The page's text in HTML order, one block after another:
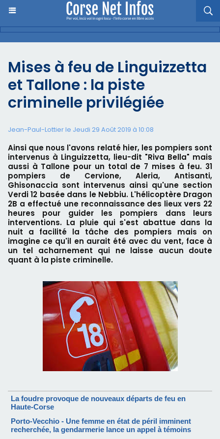
Mises à feu de Linguizzetta
et Tallone : la piste
criminelle privilégiée
Jean-Paul-Lottier le Jeudi 29 Août 2019 à 10:08
Ainsi que nous l'avons relaté hier, les pompiers sont
intervenus à Linguizzetta, lieu-dit "Riva Bella" mais
aussi à Tallone pour un total de 7 mises à feu. 31
pompiers de Cervione, Aleria, Antisanti,
Ghisonaccia sont intervenus ainsi qu'une section
Verdi 12 basée dans le Nebbiu. L'hélicoptère Dragon
2B a effectué une reconnaissance des lieux vers 22
heures pour guider les pompiers dans leurs
interventions. La pluie qui s'est abattue dans la
nuit a facilité la tâche des pompiers mais on
imagine ce qu'il en aurait été avec du vent, face à
un tel acharnement qui ne laisse aucun doute
quant à la piste criminelle.
La foudre provoque de nouveaux départs de feu en
Haute-Corse
Porto-Vecchio - Une femme en état de péril imminent
recherchée, la gendarmerie lance un appel à témoins